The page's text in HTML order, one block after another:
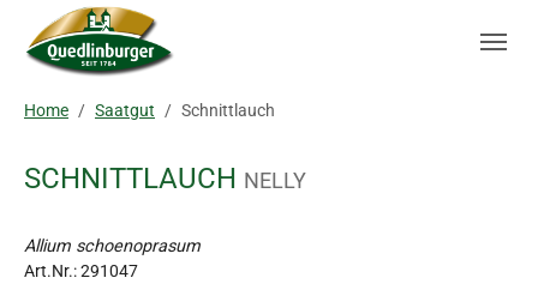
Skip to main navigation
Zum Hauptinhalt springen
Skip to page footer
Home Saatgut Schnittlauch
SCHNITTLAUCH NELLY
Allium schoenoprasum
Art.Nr.:291047